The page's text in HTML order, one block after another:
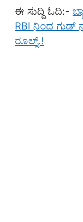
ಈ ಸುದ್ದಿ ಓದಿ:-
RBI ನಿಂದ ಗುಡ್
ರೂಲ್ಸ್.!